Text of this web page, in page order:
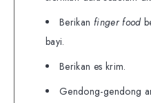
Berikan finger food
bayi.
Berikan es krim.
Gendong-gendong